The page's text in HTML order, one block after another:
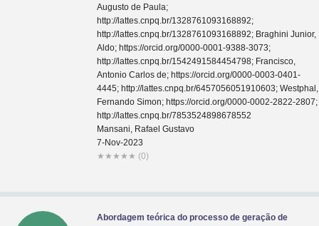
Augusto de Paula;
http://lattes.cnpq.br/1328761093168892;
http://lattes.cnpq.br/1328761093168892; Braghini Junior,
Aldo; https://orcid.org/0000-0001-9388-3073;
http://lattes.cnpq.br/1542491584454798; Francisco,
Antonio Carlos de; https://orcid.org/0000-0003-0401-
4445; http://lattes.cnpq.br/6457056051910603; Westphal,
Fernando Simon; https://orcid.org/0000-0002-2822-2807;
http://lattes.cnpq.br/7853524898678552
Mansani, Rafael Gustavo
7-Nov-2023
★ ★ ★ ★ ★ (0)
Abordagem teórica do processo de geração de